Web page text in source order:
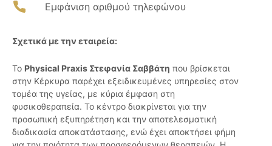
Εμφάνιση αριθμού τηλεφώνου
Σχετικά με την εταιρεία:
Το Physical Praxis Στεφανία Σαββάτη που βρίσκεται
στην Κέρκυρα παρέχει εξειδικευμένες υπηρεσίες στον
τομέα της υγείας, με κύρια έμφαση στη
φυσικοθεραπεία. Το κέντρο διακρίνεται για την
προσωπική εξυπηρέτηση και την αποτελεσματική
διαδικασία αποκατάστασης, ενώ έχει αποκτήσει φήμη